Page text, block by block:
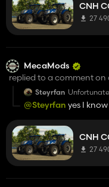
- Même
intérieur
- Bug
super mod
CNH
27
MecaMods
replied to a comment on
Steyrfan
from the
@Steyrfan yes I
CNH
27